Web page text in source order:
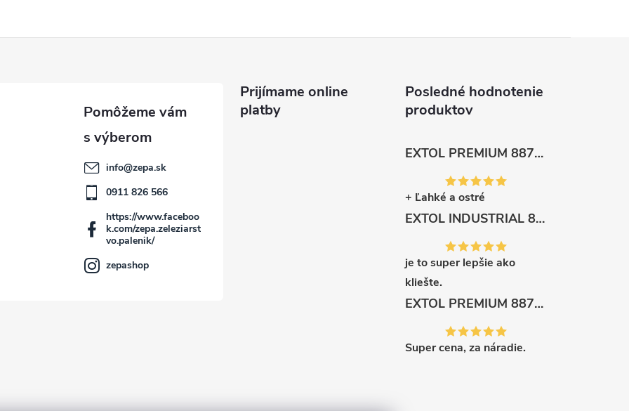
info@zepa.sk
0911 826 566
https://www.faceboo
k.com/zepa.zeleziarst
vo.palenik/
zepashop
Prijímame online
platby
Posledné hodnotenie
produktov
EXTOL PREMIUM 8872105 Nožnice záhradnícke dlhé úzke, 200mm, max. prestrih Ø6mm
+ Ľahké a ostré
EXTOL INDUSTRIAL 8791861 Viazač armatúr aku Share20V, bez aku, drôt 0,8mm, oko 8-34mm, bezuhlíkový motor
je to super lepšie ako
kliešte.
EXTOL PREMIUM 8871287 Sekera štiepacia 3500g, nylónová násada 910mm
Super cena, za náradie.